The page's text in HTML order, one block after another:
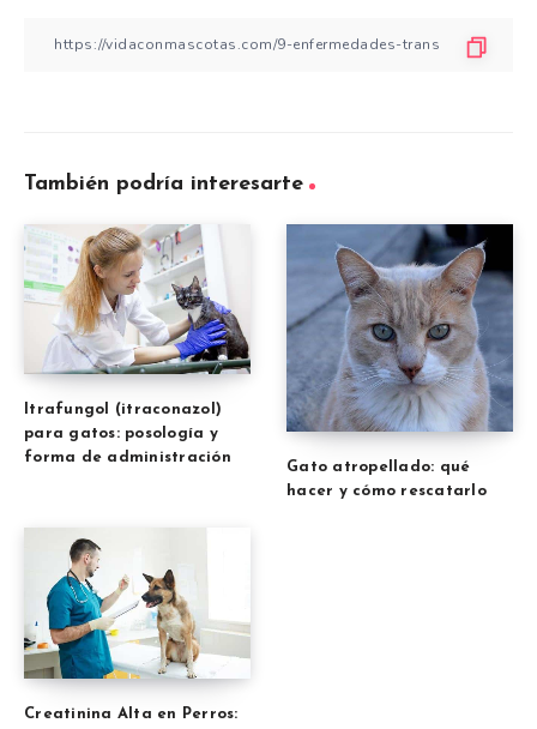
También podría interesarte
Itrafungol (itraconazol)
para gatos: posología y
forma de administración
Gato atropellado: qué
hacer y cómo rescatarlo
Creatinina Alta en Perros: